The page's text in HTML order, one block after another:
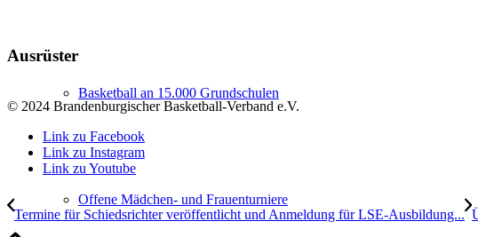
Basketball an 15.000 Grundschulen
Offene Mädchen- und Frauenturniere
Ausrüster
© 2024 Brandenburgischer Basketball-Verband e.V.
Link zu Facebook
Link zu Instagram
Link zu Youtube
Termine für Schiedsrichter veröffentlicht und Anmeldung für LSE-Ausbildung...